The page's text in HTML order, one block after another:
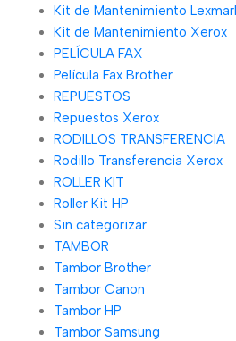
Kit de Mantenimiento
Kit de Mantenimiento Xerox
PELÍCULA FAX
Película Fax Brother
REPUESTOS
Repuestos Xerox
RODILLOS TRANSFERENCIA
Rodillo Transferencia Xerox
ROLLER KIT
Roller Kit HP
Sin categorizar
TAMBOR
Tambor Brother
Tambor Canon
Tambor HP
Tambor Samsung